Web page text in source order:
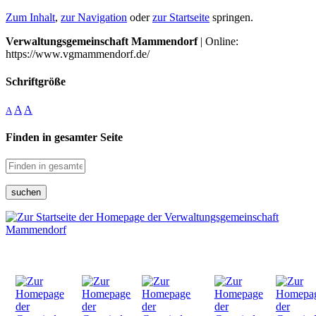
Zum Inhalt, zur Navigation oderzur Startseite springen.
Verwaltungsgemeinschaft Mammendorf| Online:
https://www.vgmammendorf.de/
Schriftgröße
A A A
Finden in gesamter Seite
suchen